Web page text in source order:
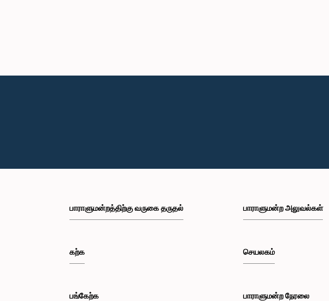
பாராளுமன்றத்திற்கு வருகை தருதல்
கற்க
பங்கேற்க
பாராளுமன்ற அலுவல்கள்
செயலகம்
பாராளுமன்ற நேரலை